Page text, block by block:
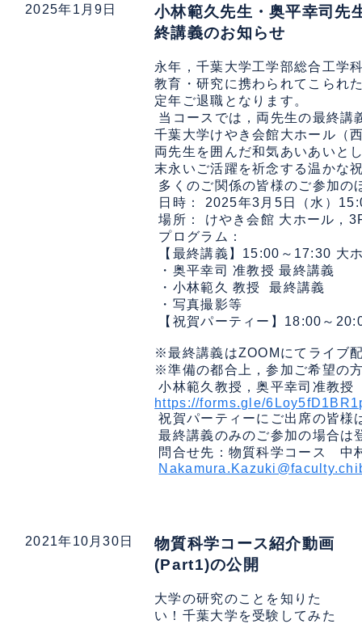
2025年1月9日
小林範久先生・奥平幸司先
終講義のお知らせ
永年，千葉大学工学部総合工学
教育・研究に携わられてこられ
定年ご退職となります。
当コースでは，両先生の最終
千葉大学けやき会館大ホール（
両先生を囲んだ和気あいあいと
末永いご活躍を祈念する温かな
多くのご関係の皆様のご参加の
日時： 2025年3月5日（水）
場所： けやき会館 大ホール，
プログラム：
【最終講義】15:00～17:30 大
・奥平幸司 准教授 最終講義
・小林範久 教授  最終講義
・写真撮影等
【祝賀パーティー】18:00～
※最終講義はZOOMにてライブ
※準備の都合上，参加ご希望の
https://forms.gle/
祝賀パーティーにご出席の皆様
最終講義のみのご参加の場合は
問合せ先：物質科学コース　
2021年10月30日
物質科学コース紹介動画
(Part1)の公開
大学の研究のことを知りた
い！千葉大学を受験してみた